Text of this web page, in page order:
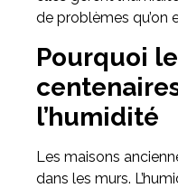
de problèmes qu’on
Pourquoi
l’humidité
Les maisons
dans les murs.